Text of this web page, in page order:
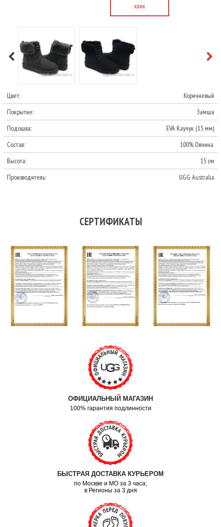
клик
Цвет:
Коричневый
Покрытие:
Замша
Подошва:
EVA Каучук (15 мм)
Состав:
100% Овчина.
Высота:
15 см
Производитель:
UGG Australia
СЕРТИФИКАТЫ
ОФИЦИАЛЬНЫЙ МАГАЗИН
100% гарантия подлинности
БЫСТРАЯ ДОСТАВКА КУРЬЕРОМ
по Москве и МО за 3 часа;
в Регионы за 3 дня